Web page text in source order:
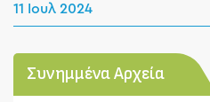
11 Ιουλ 2024
Συνημμένα Αρχεία